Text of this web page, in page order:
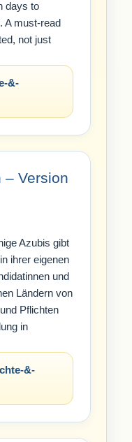
days to
A must-read
not just
&-
– Version
Azubis gibt
ihrer eigenen
und
Ländern von
Pflichten
in
&-